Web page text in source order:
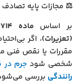
⚖️ مجازات پایه
بر اساس
(تعزیرات)، اگر
مقررات یا نقص فنی
شخصی شود جرم در
رانندگی بررسی